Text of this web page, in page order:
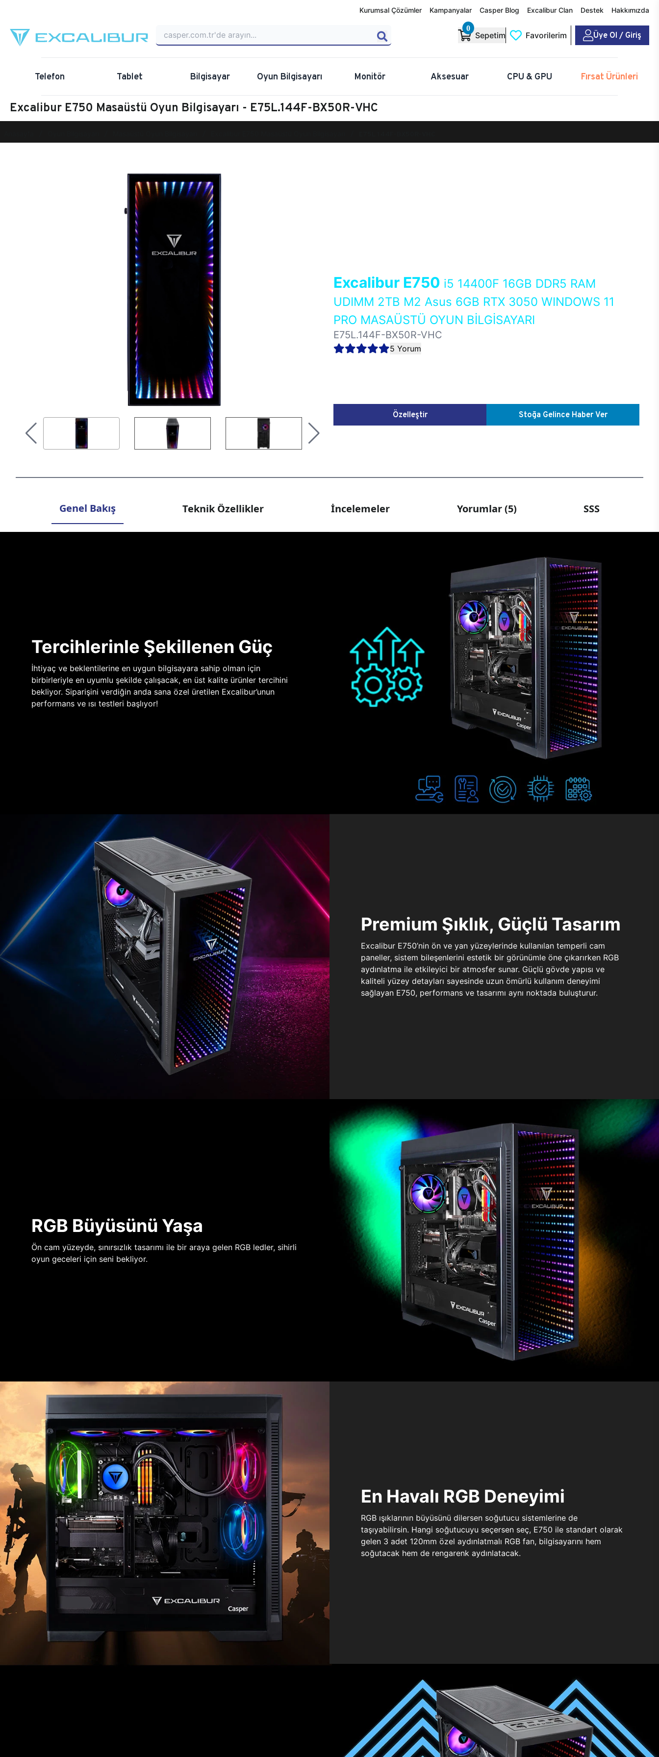
Kurumsal Çözümler Kampanyalar Casper Blog Excalibur Clan Destek Hakkımızda
0
Sepetim Favorilerim Üye Ol / Giriş
Telefon Tablet Bilgisayar Oyun Bilgisayarı Monitör Aksesuar CPU & GPU Fırsat Ürünleri
Excalibur E750 Masaüstü Oyun Bilgisayarı - E75L.144F-BX50R-VHC
Excalibur E750 i5 14400F 16GB DDR5 RAM
UDIMM 2TB M2 Asus 6GB RTX 3050 WINDOWS 11
PRO MASAÜSTÜ OYUN BİLGİSAYARI
E75L.144F-BX50R-VHC
5 Yorum
Özelleştir Stoğa Gelince Haber Ver
Genel Bakış Teknik Özellikler İncelemeler Yorumlar (5) SSS
Tercihlerinle Şekillenen Güç
İhtiyaç ve beklentilerine en uygun bilgisayara sahip olman için
birbirleriyle en uyumlu şekilde çalışacak, en üst kalite ürünler tercihini
bekliyor. Siparişini verdiğin anda sana özel üretilen Excalibur’unun
performans ve ısı testleri başlıyor!
Premium Şıklık, Güçlü Tasarım
Excalibur E750’nin ön ve yan yüzeylerinde kullanılan temperli cam
paneller, sistem bileşenlerini estetik bir görünümle öne çıkarırken RGB
aydınlatma ile etkileyici bir atmosfer sunar. Güçlü gövde yapısı ve
kaliteli yüzey detayları sayesinde uzun ömürlü kullanım deneyimi
sağlayan E750, performans ve tasarımı aynı noktada buluşturur.
RGB Büyüsünü Yaşa
Ön cam yüzeyde, sınırsızlık tasarımı ile bir araya gelen RGB ledler, sihirli
oyun geceleri için seni bekliyor.
En Havalı RGB Deneyimi
RGB ışıklarının büyüsünü dilersen soğutucu sistemlerine de
taşıyabilirsin. Hangi soğutucuyu seçersen seç, E750 ile standart olarak
gelen 3 adet 120mm özel aydınlatmalı RGB fan, bilgisayarını hem
soğutacak hem de rengarenk aydınlatacak.